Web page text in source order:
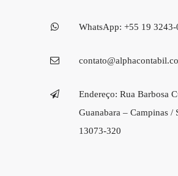
WhatsApp: +55 19 3243-
Endereço: Rua Barbosa
Guanabara – Campinas /
13073-320